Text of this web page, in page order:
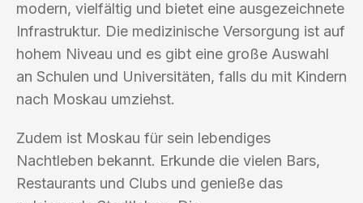
modern, vielfältig und bietet eine ausgezeichnete
Infrastruktur. Die medizinische Versorgung ist auf
hohem Niveau und es gibt eine große Auswahl
an Schulen und Universitäten, falls du mit Kindern
nach Moskau umziehst.
Zudem ist Moskau für sein lebendiges
Nachtleben bekannt. Erkunde die vielen Bars,
Restaurants und Clubs und genieße das